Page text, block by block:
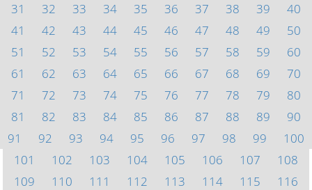
31
32 33 34 35 36 37 38 39
40
41
42 43 44 45 46 47 48 49
50
51
52 53 54 55 56 57 58 59
60
61
62 63 64 65 66 67 68 69
70
71
72 73 74 75 76 77 78 79
80
81
82 83 84 85 86 87 88 89
90
91
92 93 94 95 96 97 98 99
100
101
102 103 104 105 106 107
108
109
110 111 112 113 114 115
116